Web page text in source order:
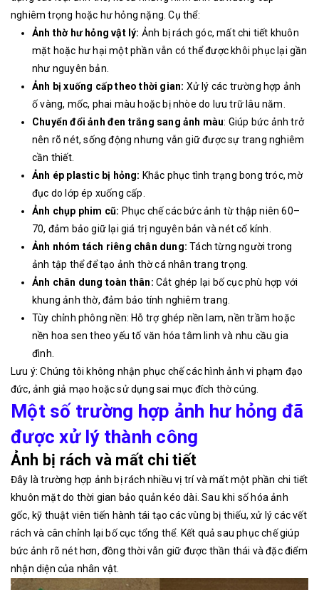
nghiêm trọng hoặc hư hỏng nặng. Cụ thể:
Ảnh thờ hư hỏng vật lý: Ảnh bị rách góc, mất chi tiết khuôn
mặt hoặc hư hại một phần vẫn có thể được khôi phục lại gần
như nguyên bản.
Ảnh bị xuống cấp theo thời gian: Xử lý các trường hợp ảnh
ố vàng, mốc, phai màu hoặc bị nhòe do lưu trữ lâu năm.
Chuyển đổi ảnh đen trắng sang ảnh màu: Giúp bức ảnh trở
nên rõ nét, sống động nhưng vẫn giữ được sự trang nghiêm
cần thiết.
Ảnh ép plastic bị hỏng: Khắc phục tình trạng bong tróc, mờ
đục do lớp ép xuống cấp.
Ảnh chụp phim cũ: Phục chế các bức ảnh từ thập niên 60–
70, đảm bảo giữ lại giá trị nguyên bản và nét cổ kính.
Ảnh nhóm tách riêng chân dung: Tách từng người trong
ảnh tập thể để tạo ảnh thờ cá nhân trang trọng.
Ảnh chân dung toàn thân: Cắt ghép lại bố cục phù hợp với
khung ảnh thờ, đảm bảo tính nghiêm trang.
Tùy chỉnh phông nền: Hỗ trợ ghép nền lam, nền trầm hoặc
nền hoa sen theo yếu tố văn hóa tâm linh và nhu cầu gia
đình.
Lưu ý: Chúng tôi không nhận phục chế các hình ảnh vi phạm đạo
đức, ảnh giả mạo hoặc sử dụng sai mục đích thờ cúng.
Một số trường hợp ảnh hư hỏng đã
được xử lý thành công
Ảnh bị rách và mất chi tiết
Đây là trường hợp ảnh bị rách nhiều vị trí và mất một phần chi tiết
khuôn mặt do thời gian bảo quản kéo dài. Sau khi số hóa ảnh
gốc, kỹ thuật viên tiến hành tái tạo các vùng bị thiếu, xử lý các vết
rách và cân chỉnh lại bố cục tổng thể. Kết quả sau phục chế giúp
bức ảnh rõ nét hơn, đồng thời vẫn giữ được thần thái và đặc điểm
nhận diện của nhân vật.